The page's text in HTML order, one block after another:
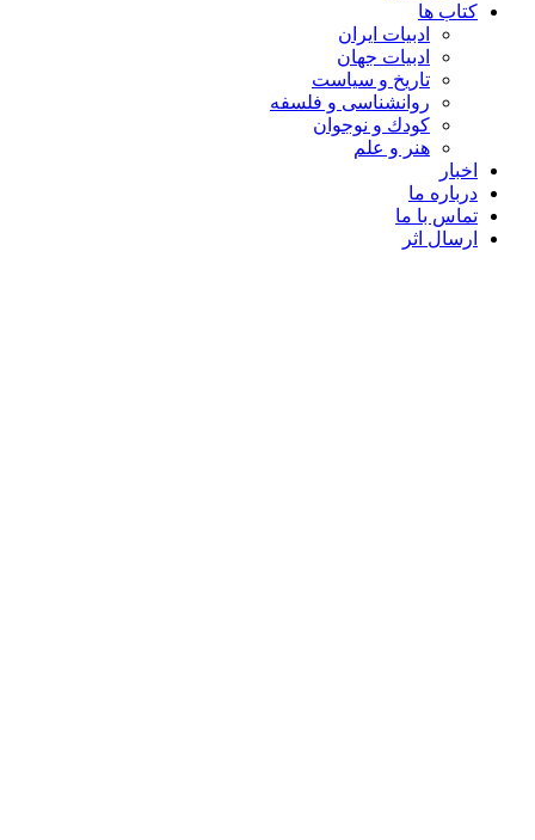
کتاب ها
ادبیات ایران
ادبیات جهان
تاریخ و سیاست
روانشناسی و فلسفه
کودك و نوجوان
هنر و علم
اخبار
درباره ما
تماس با ما
ارسال اثر